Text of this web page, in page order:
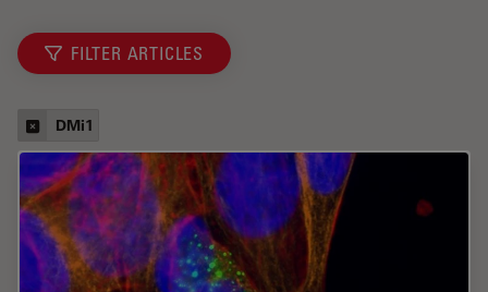
FILTER ARTICLES
DMi1